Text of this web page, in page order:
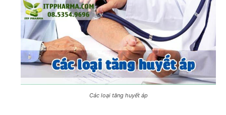
Các loại tăng huyết áp